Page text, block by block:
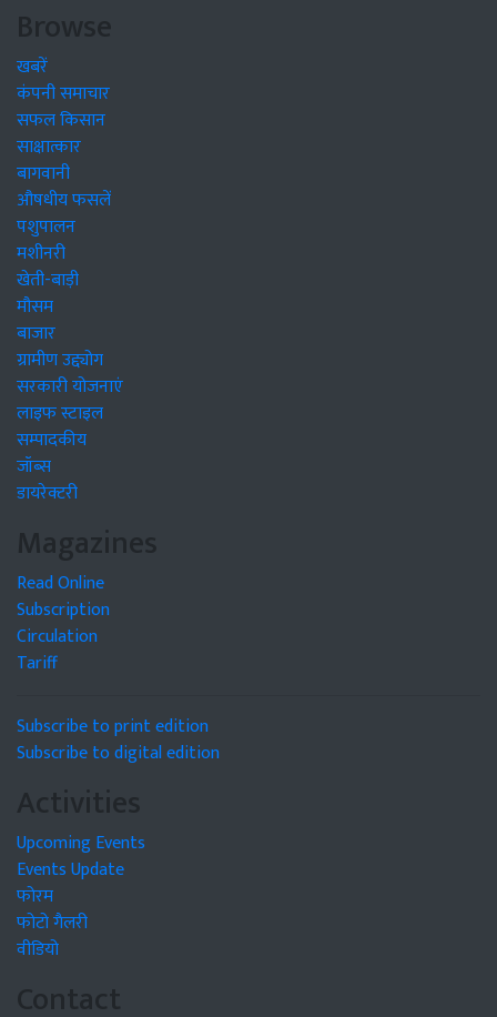
Browse
खबरें
कंपनी समाचार
सफल किसान
साक्षात्कार
बागवानी
औषधीय फसलें
पशुपालन
मशीनरी
खेती-बाड़ी
मौसम
बाजार
ग्रामीण उद्द्योग
सरकारी योजनाएं
लाइफ स्टाइल
सम्पादकीय
जॉब्स
डायरेक्टरी
Magazines
Read Online
Subscription
Circulation
Tariff
Subscribe to print edition
Subscribe to digital edition
Activities
Upcoming Events
Events Update
फोरम
फोटो गैलरी
वीडियो
Contact